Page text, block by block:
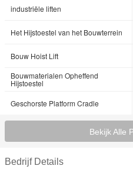
industriële liften
Het Hijstoestel van het Bouwterrein
Bouw Hoist Lift
Bouwmaterialen Opheffend
Hijstoestel
Geschorste Platform Cradle
Bekijk Alle
Bedrijf Details